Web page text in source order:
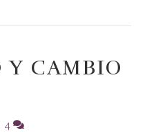
Y CAMBIO
4